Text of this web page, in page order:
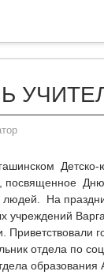
посвященное
На
учреждений
Приветствовали
отдела по